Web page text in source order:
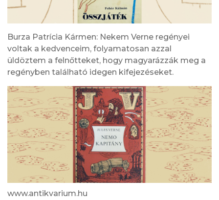
Burza Patrícia Kármen: Nekem Verne regényei
voltak a kedvenceim, folyamatosan azzal
üldöztem a felnőtteket, hogy magyarázzák meg a
regényben található idegen kifejezéseket.
www.antikvarium.hu